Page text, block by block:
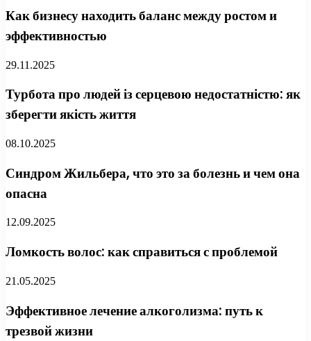
Как бизнесу находить баланс между ростом и
эффективностью
29.11.2025
Турбота про людей із серцевою недостатністю: як
зберегти якість життя
08.10.2025
Синдром Жильбера, что это за болезнь и чем она
опасна
12.09.2025
Ломкость волос: как справиться с проблемой
21.05.2025
Эффективное лечение алкоголизма: путь к
трезвой жизни